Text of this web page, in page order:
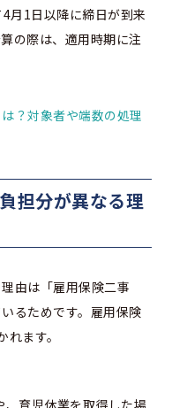
月1日以降に締日が到来
の際は、適用時期に注
？対象者や端数の処理
担分が異なる理
由は「雇用保険二事
るためです。雇用保険
ます。